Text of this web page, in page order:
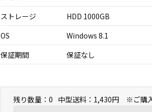
ストレージ
HDD 1000GB
OS
Windows 8.1
保証期間
保証なし
残り数量：0 中型送料：1,430円 ※ご購入